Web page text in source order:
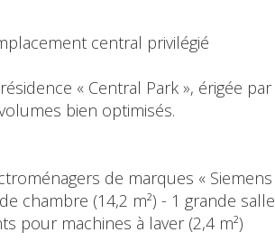
central privilégié
« Central Park », érigée
bien optimisés.
de marques «
chambre (14,2 m²) - 1 grande
pour machines à laver (2,4 m²)